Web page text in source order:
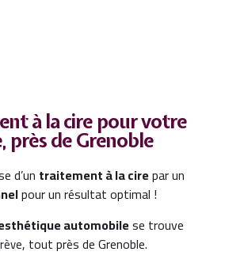
à la cire pour votre
près de Grenoble
d’untraitement à la cirepar un
pour un résultat optimal !
automobilese trouve
, tout près de Grenoble.